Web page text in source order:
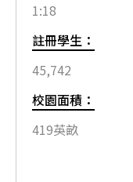
1:18
註冊學生：
45,742
校園面積：
419英畝